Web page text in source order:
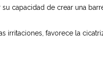
capacidad de crear una
irritaciones, favorece la